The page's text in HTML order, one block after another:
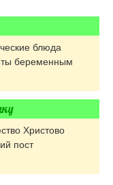
блюда
беременным
Христово
пост